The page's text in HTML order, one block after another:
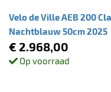
Velo de Ville AEB 200
Nachtblauw 50cm 2025
€ 2.968,00
Op voorraad